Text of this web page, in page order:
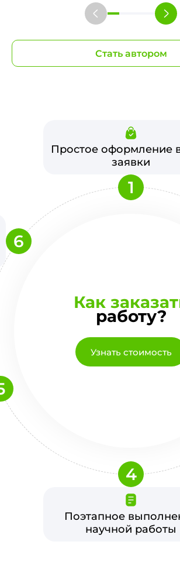
Стать автором
Как
работу?
Узнать стоимость
Простое оформление
заявки
1
Поэтапное
научной работы
4
6